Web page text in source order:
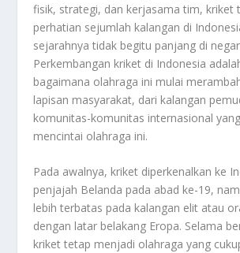
fisik, strategi, dan kerjasama tim, kriket
perhatian sejumlah kalangan di
sejarahnya tidak begitu panjang di
Perkembangan kriket di Indonesia
bagaimana olahraga ini mulai
lapisan masyarakat, dari kalangan
komunitas-komunitas internasional
mencintai olahraga ini.
Pada awalnya, kriket diperkenalkan ke
penjajah Belanda pada abad ke-19,
lebih terbatas pada kalangan elit atau
dengan latar belakang Eropa. Selama
kriket tetap menjadi olahraga yang